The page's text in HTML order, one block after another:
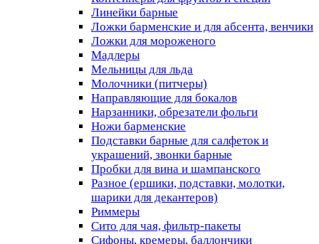
Линейки барные
Ложки барменские и для абсента, венчики
Ложки для мороженого
Мадлеры
Мельницы для льда
Молочники (питчеры)
Направляющие для бокалов
Нарзанники, обрезатели фольги
Ножи барменские
Подставки барные для салфеток и
украшений, звонки барные
Пробки для вина и шампанского
Разное (ершики, подставки, молотки,
шарики для декантеров)
Риммеры
Сито для чая, фильтр-пакеты
Сифоны, кремеры, баллончики